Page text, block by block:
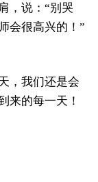
，说：“别哭
会很高兴的！”
，我们还是会
来的每一天！